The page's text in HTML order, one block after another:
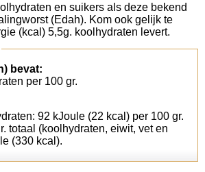
en suikers als deze bekend
(Edah). Kom ook gelijk te
(kcal) 5,5g. koolhydraten levert.
bevat:
per 100 gr.
92 kJoule (22 kcal) per 100 gr.
totaal (koolhydraten, eiwit, vet en
(330 kcal).